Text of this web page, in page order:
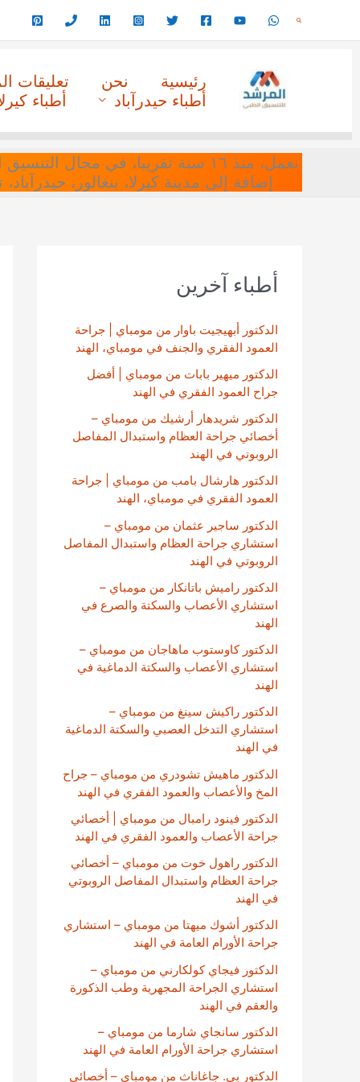
البحث
رئيسية نحن تعليقات
أطباء حيدرآباد
أطباء
نعمل، منذ ١٦ سنة تقريبا، في
إضافة إلى مدينة كيرلا، بنغالور،
أطباء آخرين
الدكتور أبهيجيت باوار من مومباي | جراحة
العمود الفقري والجنف في مومباي، الهند
الدكتور ميهير بابات من مومباي | أفضل
جراح العمود الفقري في الهند
الدكتور شريدهار أرشيك من مومباي –
أخصائي جراحة العظام واستبدال المفاصل
الروبوتي في الهند
الدكتور هارشال بامب من مومباي | جراحة
العمود الفقري في مومباي، الهند
الدكتور ساجير عثمان من مومباي –
استشاري جراحة العظام واستبدال المفاصل
الروبوتي في الهند
الدكتور راميش باتانكار من مومباي –
استشاري الأعصاب والسكتة والصرع في
الهند
الدكتور كاوستوب ماهاجان من مومباي –
استشاري الأعصاب والسكتة الدماغية في
الهند
الدكتور راكيش سينغ من مومباي –
استشاري التدخل العصبي والسكتة الدماغية
في الهند
الدكتور ماهيش تشودري من مومباي – جراح
المخ والأعصاب والعمود الفقري في الهند
الدكتور فينود رامبال من مومباي | أخصائي
جراحة الأعصاب والعمود الفقري في الهند
الدكتور راهول خوت من مومباي – أخصائي
جراحة العظام واستبدال المفاصل الروبوتي
في الهند
الدكتور أشوك ميهتا من مومباي – استشاري
جراحة الأورام العامة في الهند
الدكتور فيجاي كولكارني من مومباي –
استشاري الجراحة المجهرية وطب الذكورة
والعقم في الهند
الدكتور سانجاي شارما من مومباي –
استشاري جراحة الأورام العامة في الهند
الدكتور بي. جاغاناث من مومباي – أخصائي